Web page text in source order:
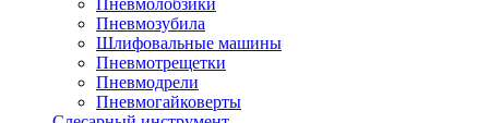
Пневмолобзики
Пневмозубила
Шлифовальные машины
Пневмотрещетки
Пневмодрели
Пневмогайковерты